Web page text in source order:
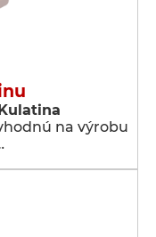
na výrobu